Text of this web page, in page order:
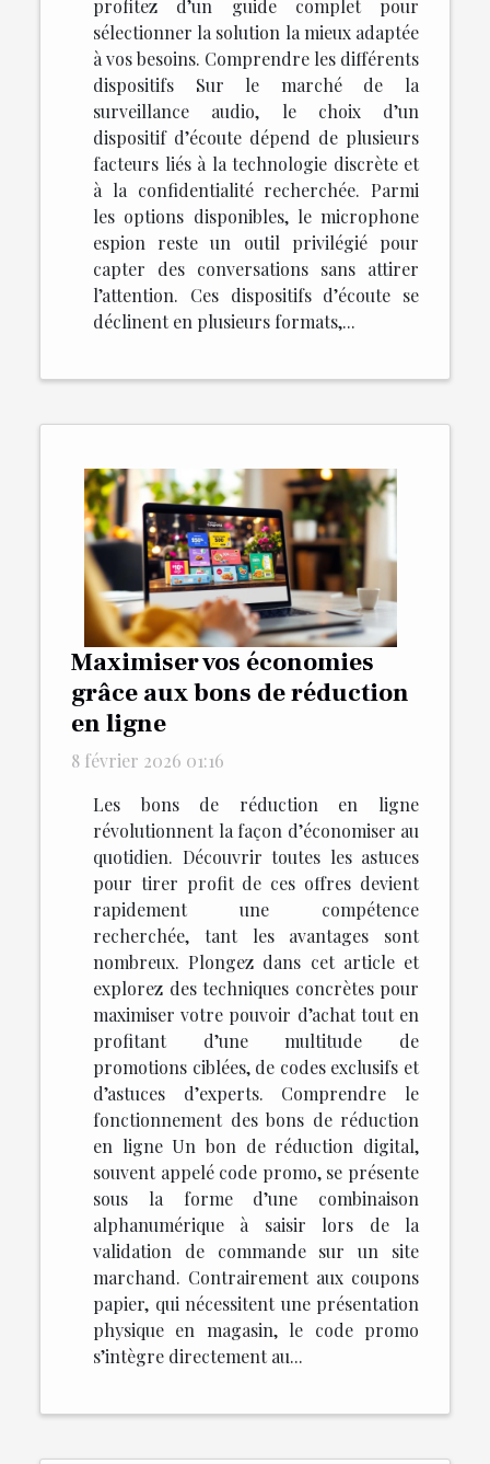
profitez d’un guide complet pour
sélectionner la solution la mieux adaptée
à vos besoins. Comprendre les différents
dispositifs Sur le marché de la
surveillance audio, le choix d’un
dispositif d’écoute dépend de plusieurs
facteurs liés à la technologie discrète et
à la confidentialité recherchée. Parmi
les options disponibles, le microphone
espion reste un outil privilégié pour
capter des conversations sans attirer
l’attention. Ces dispositifs d’écoute se
déclinent en plusieurs formats,...
Maximiser vos économies
grâce aux bons de réduction
en ligne
8 février 2026 01:16
Les bons de réduction en ligne
révolutionnent la façon d’économiser au
quotidien. Découvrir toutes les astuces
pour tirer profit de ces offres devient
rapidement une compétence
recherchée, tant les avantages sont
nombreux. Plongez dans cet article et
explorez des techniques concrètes pour
maximiser votre pouvoir d’achat tout en
profitant d’une multitude de
promotions ciblées, de codes exclusifs et
d’astuces d’experts. Comprendre le
fonctionnement des bons de réduction
en ligne Un bon de réduction digital,
souvent appelé code promo, se présente
sous la forme d’une combinaison
alphanumérique à saisir lors de la
validation de commande sur un site
marchand. Contrairement aux coupons
papier, qui nécessitent une présentation
physique en magasin, le code promo
s’intègre directement au...